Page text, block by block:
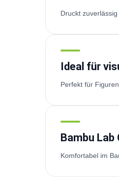
Druckt
Ideal für
Perfekt für
Bambu
Komfortabel im